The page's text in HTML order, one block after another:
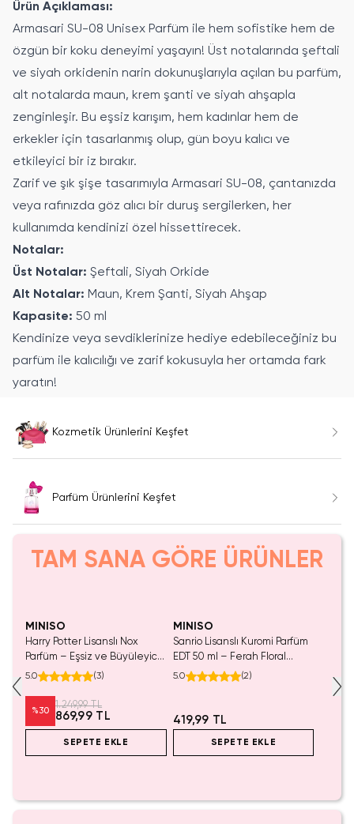
Ürün Açıklaması:
Armasari SU-08 Unisex Parfüm ile hem sofistike hem de
özgün bir koku deneyimi yaşayın! Üst notalarında şeftali
ve siyah orkidenin narin dokunuşlarıyla açılan bu parfüm,
alt notalarda maun, krem şanti ve siyah ahşapla
zenginleşir. Bu eşsiz karışım, hem kadınlar hem de
erkekler için tasarlanmış olup, gün boyu kalıcı ve
etkileyici bir iz bırakır.
Zarif ve şık şişe tasarımıyla Armasari SU-08, çantanızda
veya rafınızda göz alıcı bir duruş sergilerken, her
kullanımda kendinizi özel hissettirecek.
Notalar:
Üst Notalar: Şeftali, Siyah Orkide
Alt Notalar: Maun, Krem Şanti, Siyah Ahşap
Kapasite: 50 ml
Kendinize veya sevdiklerinize hediye edebileceğiniz bu
parfüm ile kalıcılığı ve zarif kokusuyla her ortamda fark
yaratın!
Kozmetik Ürünlerini Keşfet
Parfüm Ürünlerini Keşfet
TAM SANA GÖRE ÜRÜNLER
MINISO
Harry Potter Lisanslı Nox
Parfüm – Eşsiz ve Büyüleyici
Tazeleyici Esanslı Özel
Kadın Parfüm 50 ML
5.0 (3)
%30
1.249,99 TL
869,99 TL
SEPETE EKLE
MINISO
Sanrio Lisanslı Kuromi Parfüm
EDT 50 ml – Ferah Floral
Notalı Kadın Parfümü
5.0 (2)
419,99 TL
SEPETE EKLE